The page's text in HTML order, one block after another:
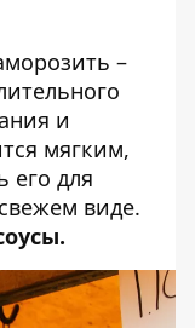
–
и
мягким,
его для
виде.